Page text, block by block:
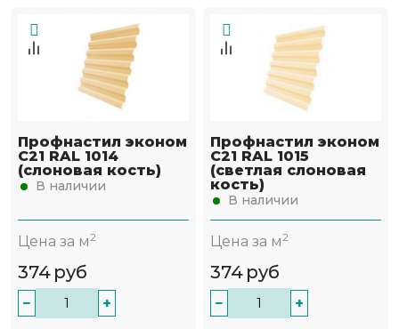
Профнастил эконом
С21 RAL 1014
(слоновая кость)
В наличии
Цена за м2
374 руб
− +
Профнастил эконом
С21 RAL 1015
(светлая слоновая
кость)
В наличии
Цена за м2
374 руб
− +